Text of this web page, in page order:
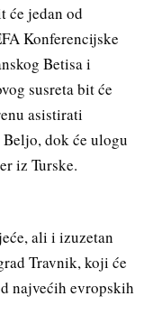
će jedan od
Konferencijske
Betisa i
susreta bit će
asistirati
dok će ulogu
iz Turske.
ali i izuzetan
Travnik, koji će
najvećih evropskih